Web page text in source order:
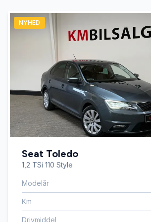
Apple CarPlay
automatgear
Automatisk lys
automatisk nødbremse
bagagerumsdækken
ESP
fjernbetjent centrallås
NYHED
Seat Toledo
1,2 TSi 110 Style
Modelår
Km
Drivmiddel